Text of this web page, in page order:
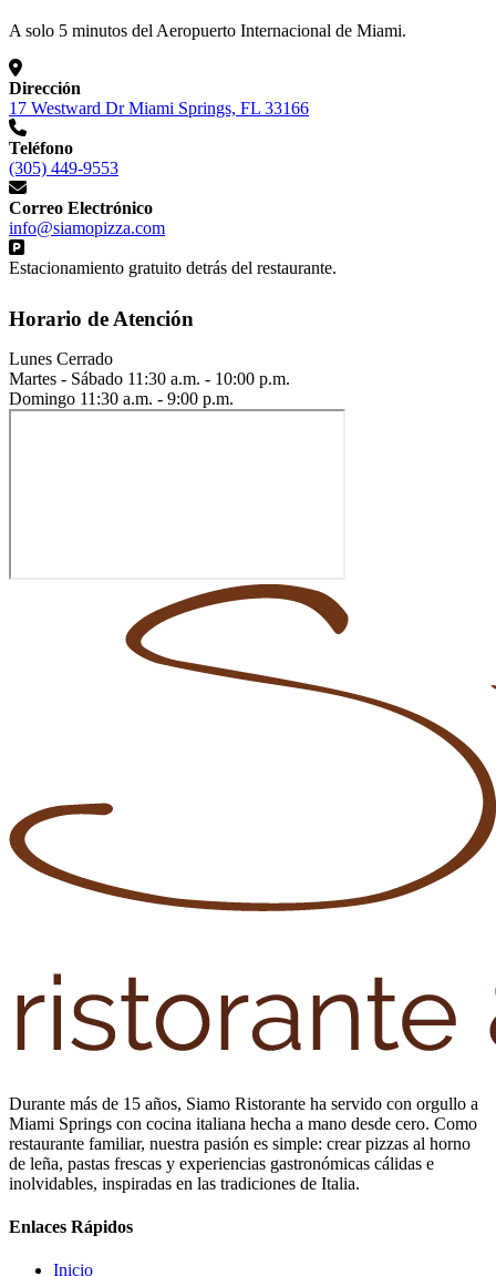
A solo 5 minutos del Aeropuerto Internacional de Miami.
Dirección
17 Westward Dr Miami Springs, FL 33166
Teléfono
(305) 449-9553
Correo Electrónico
info@siamopizza.com
Estacionamiento gratuito detrás del restaurante.
Horario de Atención
Lunes Cerrado
Martes - Sábado 11:30 a.m. - 10:00 p.m.
Domingo 11:30 a.m. - 9:00 p.m.
Durante más de 15 años, Siamo Ristorante ha servido con orgullo a
Miami Springs con cocina italiana hecha a mano desde cero. Como
restaurante familiar, nuestra pasión es simple: crear pizzas al horno
de leña, pastas frescas y experiencias gastronómicas cálidas e
inolvidables, inspiradas en las tradiciones de Italia.
Enlaces Rápidos
Inicio